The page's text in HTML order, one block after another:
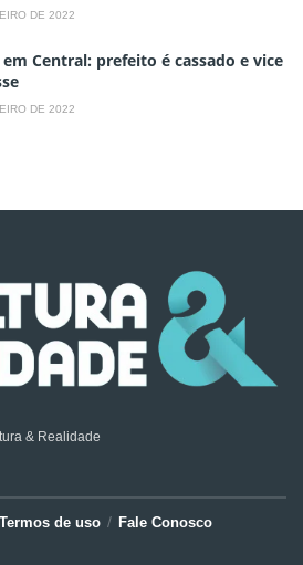
DE 2022
Central: prefeito é cassado e vice
DE 2022
& Realidade
Termos de uso Fale Conosco